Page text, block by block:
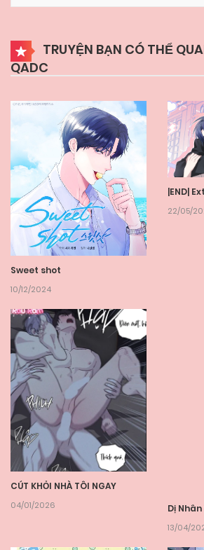
TRUYỆN BẠN CÓ THỂ
QADC
Sweet shot
10/12/2024
|END|
22/05/
CÚT KHỎI NHÀ TÔI NGAY
04/01/2026 Dị
13/04/